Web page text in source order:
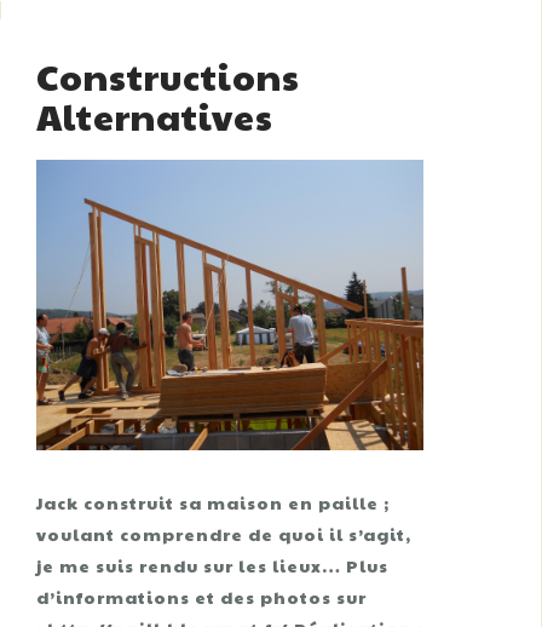
Constructions
Alternatives
Jack construit sa maison en paille ;
voulant comprendre de quoi il s’agit,
je me suis rendu sur les lieux… Plus
d’informations et des photos sur